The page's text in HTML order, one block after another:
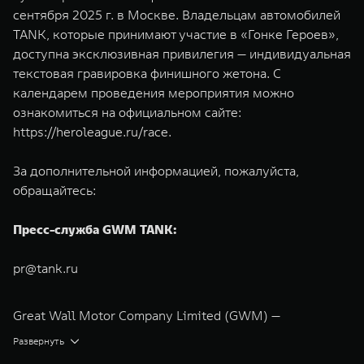
сентября 2025 г. в Москве. Владельцам автомобилей
TANK, которые принимают участие в «Гонке Героев»,
доступна эксклюзивная привилегия — индивидуальная
текстовая гравировка финишного жетона. С
календарем проведения мероприятия можно
ознакомиться на официальном сайте:
https://heroleague.ru/race.
За дополнительной информацией, пожалуйста,
обращайтесь:
Пресс-служба GWM TANK:
pr@tank.ru
Great Wall Motor Company Limited (GWM) —
глобальный производитель внедорожников,
Развернуть